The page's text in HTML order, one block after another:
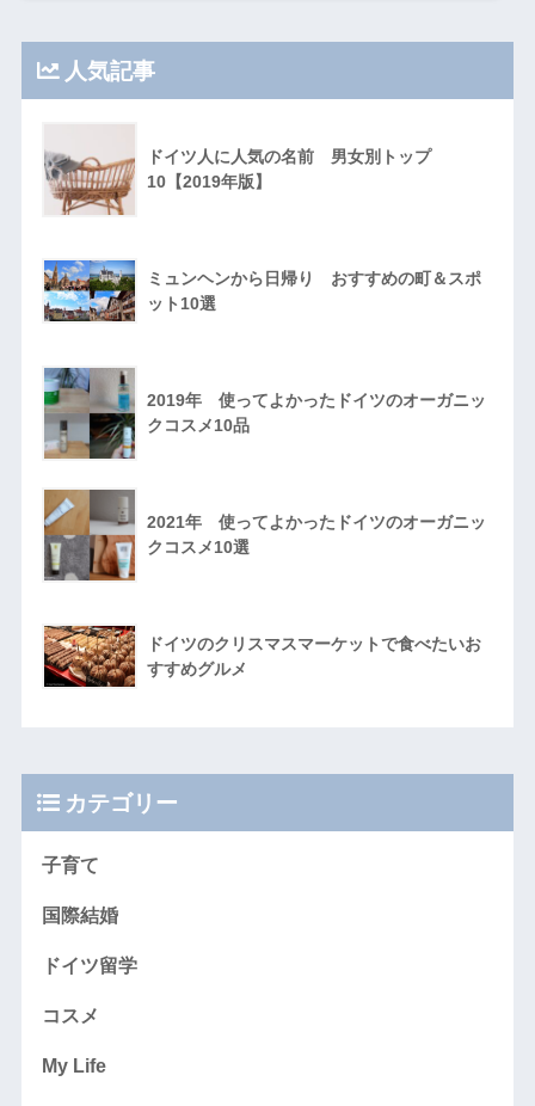
人気記事
ドイツ人に人気の名前 男女別トップ
10【2019年版】
ミュンヘンから日帰り おすすめの町＆スポ
ット10選
2019年 使ってよかったドイツのオーガニッ
クコスメ10品
2021年 使ってよかったドイツのオーガニッ
クコスメ10選
ドイツのクリスマスマーケットで食べたいお
すすめグルメ
カテゴリー
子育て
国際結婚
ドイツ留学
コスメ
My Life